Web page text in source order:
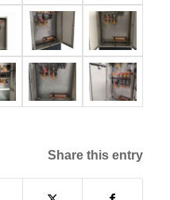
Share this entry